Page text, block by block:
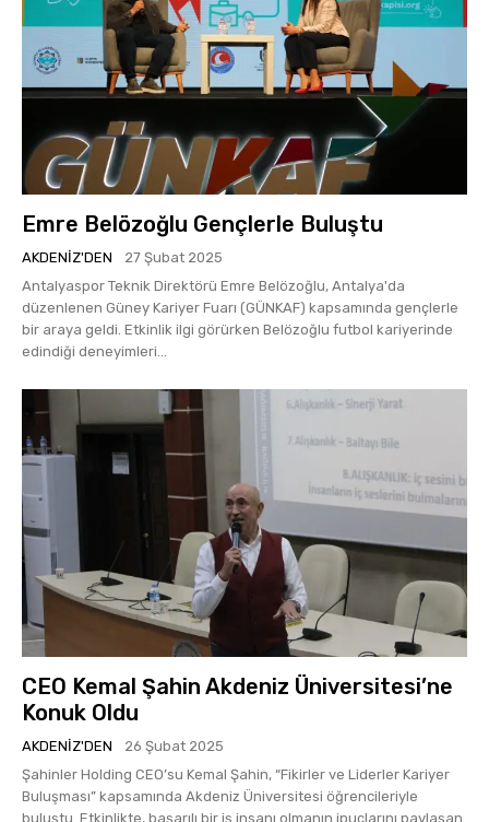
Emre Belözoğlu Gençlerle Buluştu
AKDENIZ'DEN
27 Şubat 2025
Antalyaspor Teknik Direktörü Emre Belözoğlu, Antalya'da
düzenlenen Güney Kariyer Fuarı (GÜNKAF) kapsamında gençlerle
bir araya geldi. Etkinlik ilgi görürken Belözoğlu futbol kariyerinde
edindiği deneyimleri...
CEO Kemal Şahin Akdeniz Üniversitesi’ne
Konuk Oldu
AKDENIZ'DEN
26 Şubat 2025
Şahinler Holding CEO’su Kemal Şahin, “Fikirler ve Liderler Kariyer
Buluşması” kapsamında Akdeniz Üniversitesi öğrencileriyle
buluştu. Etkinlikte, başarılı bir iş insanı olmanın ipuçlarını paylaşan